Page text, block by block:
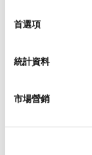
首選項
統計資料
市場營銷
安裝和安裝規範